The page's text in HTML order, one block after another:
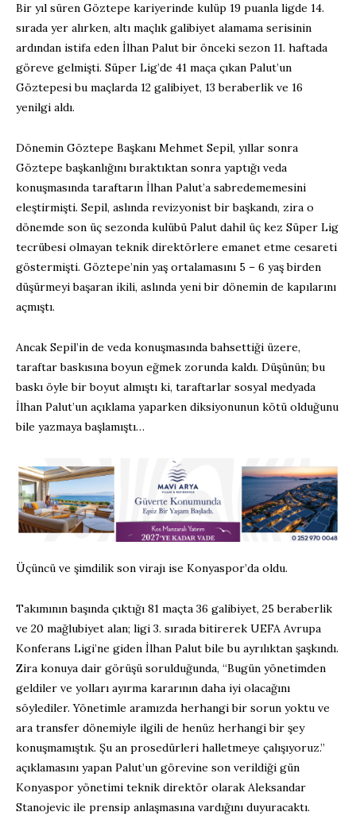
Bir yıl süren Göztepe kariyerinde kulüp 19 puanla ligde 14.
sırada yer alırken, altı maçlık galibiyet alamama serisinin
ardından istifa eden İlhan Palut bir önceki sezon 11. haftada
göreve gelmişti. Süper Lig’de 41 maça çıkan Palut’un
Göztepesi bu maçlarda 12 galibiyet, 13 beraberlik ve 16
yenilgi aldı.
Dönemin Göztepe Başkanı Mehmet Sepil, yıllar sonra
Göztepe başkanlığını bıraktıktan sonra yaptığı veda
konuşmasında taraftarın İlhan Palut’a sabredememesini
eleştirmişti. Sepil, aslında revizyonist bir başkandı, zira o
dönemde son üç sezonda kulübü Palut dahil üç kez Süper Lig
tecrübesi olmayan teknik direktörlere emanet etme cesareti
göstermişti. Göztepe’nin yaş ortalamasını 5 – 6 yaş birden
düşürmeyi başaran ikili, aslında yeni bir dönemin de kapılarını
açmıştı.
Ancak Sepil’in de veda konuşmasında bahsettiği üzere,
taraftar baskısına boyun eğmek zorunda kaldı. Düşünün; bu
baskı öyle bir boyut almıştı ki, taraftarlar sosyal medyada
İlhan Palut’un açıklama yaparken diksiyonunun kötü olduğunu
bile yazmaya başlamıştı…
Üçüncü ve şimdilik son virajı ise Konyaspor’da oldu.
Takımının başında çıktığı 81 maçta 36 galibiyet, 25 beraberlik
ve 20 mağlubiyet alan; ligi 3. sırada bitirerek UEFA Avrupa
Konferans Ligi’ne giden İlhan Palut bile bu ayrılıktan şaşkındı.
Zira konuya dair görüşü sorulduğunda, “Bugün yönetimden
geldiler ve yolları ayırma kararının daha iyi olacağını
söylediler. Yönetimle aramızda herhangi bir sorun yoktu ve
ara transfer dönemiyle ilgili de henüz herhangi bir şey
konuşmamıştık. Şu an prosedürleri halletmeye çalışıyoruz.”
açıklamasını yapan Palut’un görevine son verildiği gün
Konyaspor yönetimi teknik direktör olarak Aleksandar
Stanojevic ile prensip anlaşmasına vardığını duyuracaktı.